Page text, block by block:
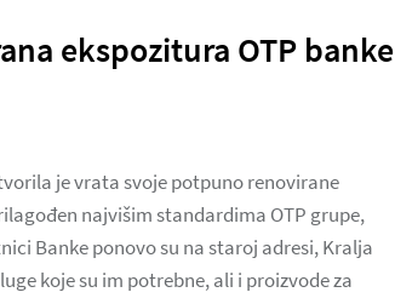
ekspozitura OTP banke
je vrata svoje potpuno renovirane
najvišim standardima OTP grupe,
Banke ponovo su na staroj adresi, Kralja
koje su im potrebne, ali i proizvode za